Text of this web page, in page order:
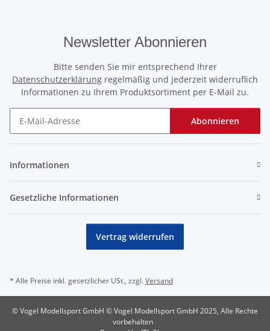
Newsletter Abonnieren
Bitte senden Sie mir entsprechend Ihrer
Datenschutzerklärung regelmäßig und jederzeit widerruflich
Informationen zu Ihrem Produktsortiment per E-Mail zu.
Abonnieren
Informationen
Gesetzliche Informationen
Vertrag widerrufen
* Alle Preise inkl. gesetzlicher USt., zzgl.Versand
© Vogel Modellsport GmbH © Vogel Modellsport GmbH 2025, Alle Rechte
vorbehalten